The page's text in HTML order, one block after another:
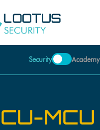
Security Academy
MCU